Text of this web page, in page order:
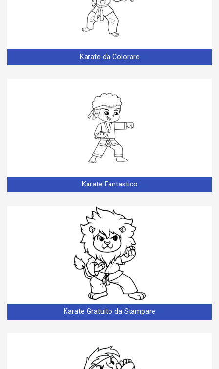
Karate da Colorare
Karate Fantastico
Karate Gratuito da Stampare